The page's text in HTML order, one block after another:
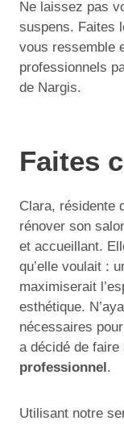
Ne laissez pas
suspens. Faites
vous ressemble
professionnels
de Nargis.
Faites
Clara, résidente
rénover son
et accueillant.
qu’elle voulait :
maximiserait
esthétique.
nécessaires
a décidé de faire
professionnel .
Utilisant notre